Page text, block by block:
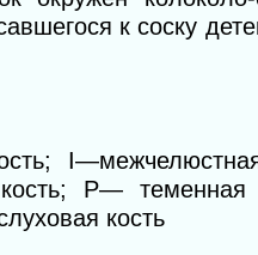
к соску
I
Р— теменная
кость